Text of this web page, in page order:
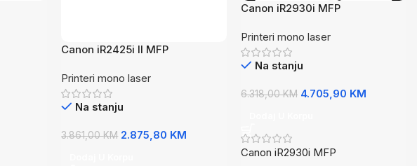
Canon iR2425i II MFP
Printeri mono laser
Na stanju
3.861,00KM 2.875,80 KM
Canon iR2930i MFP
Printeri mono laser
Na stanju
6.318,00KM 4.705,90 KM
Canon iR2930i MFP